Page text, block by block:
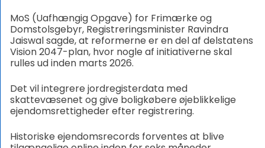
MoS (Uafhængig Opgave) for Frimærke og
Domstolsgebyr, Registreringsminister Ravindra
Jaiswal sagde, at reformerne er en del af delstatens
Vision 2047-plan, hvor nogle af initiativerne skal
rulles ud inden marts 2026.
Det vil integrere jordregisterdata med
skattevæsenet og give boligkøbere øjeblikkelige
ejendomsrettigheder efter registrering.
Historiske ejendomsrecords forventes at blive